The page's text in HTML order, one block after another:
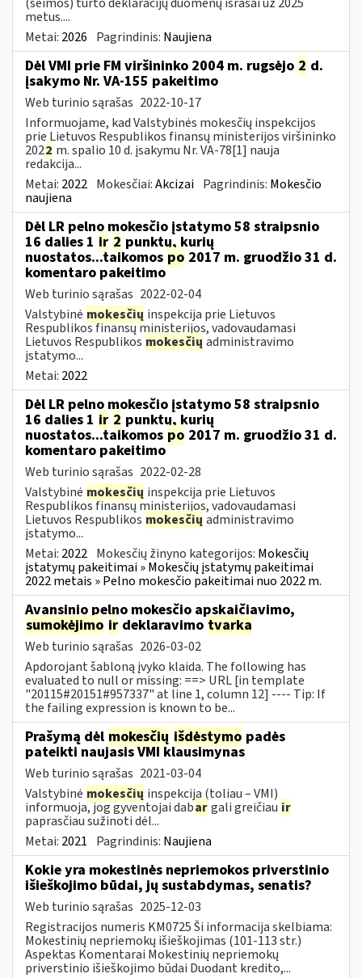
metus....
Metai: 2026 Pagrindinis: Naujiena
Dėl VMI prie FM viršininko 2004 m. rugsėjo 2 d.
įsakymo Nr. VA-155 pakeitimo
Web turinio sąrašas 2022-10-17
Informuojame, kad Valstybinės mokesčių inspekcijos
prie Lietuvos Respublikos finansų ministerijos viršininko
2022 m. spalio 10 d. įsakymu Nr. VA-78[1] nauja
redakcija...
Metai: 2022 Mokesčiai:Akcizai Pagrindinis: Mokesčio
naujiena
Dėl LR pelno mokesčio įstatymo 58 straipsnio
16 dalies 1 ir 2 punktų, kurių
nuostatos...taikomos po 2017 m. gruodžio 31 d.
komentaro pakeitimo
Web turinio sąrašas 2022-02-04
Valstybinė mokesčių inspekcija prie Lietuvos
Respublikos finansų ministerijos, vadovaudamasi
Lietuvos Respublikos mokesčių administravimo
įstatymo...
Metai: 2022
Dėl LR pelno mokesčio įstatymo 58 straipsnio
16 dalies 1 ir 2 punktų, kurių
nuostatos...taikomos po 2017 m. gruodžio 31 d.
komentaro pakeitimo
Web turinio sąrašas 2022-02-28
Valstybinė mokesčių inspekcija prie Lietuvos
Respublikos finansų ministerijos, vadovaudamasi
Lietuvos Respublikos mokesčių administravimo
įstatymo...
Metai: 2022 Mokesčių žinyno kategorijos: Mokesčių
įstatymų pakeitimai » Mokesčių įstatymų pakeitimai
2022 metais » Pelno mokesčio pakeitimai nuo 2022 m.
Avansinio pelno mokesčio apskaičiavimo,
sumokėjimo ir deklaravimo tvarka
Web turinio sąrašas 2026-03-02
Apdorojant šabloną įvyko klaida. The following has
evaluated to null or missing: ==> URL [in template
"20115#20151#957337" at line 1, column 12] ---- Tip: If
the failing expression is known to be...
Prašymą dėl mokesčių išdėstymo padės
pateikti naujasis VMI klausimynas
Web turinio sąrašas 2021-03-04
Valstybinė mokesčių inspekcija (toliau – VMI)
informuoja, jog gyventojai dabargali greičiau ir
paprasčiau sužinoti dėl...
Metai: 2021 Pagrindinis: Naujiena
Kokie yra mokestinės nepriemokos priverstinio
išieškojimo būdai, jų sustabdymas, senatis?
Web turinio sąrašas 2025-12-03
Registracijos numeris KM0725 Ši informacija skelbiama:
Mokestinių nepriemokų išieškojimas (101-113 str.)
Aspektas Komentarai Mokestinių nepriemokų
priverstinio išieškojimo būdai Duodant kredito,...